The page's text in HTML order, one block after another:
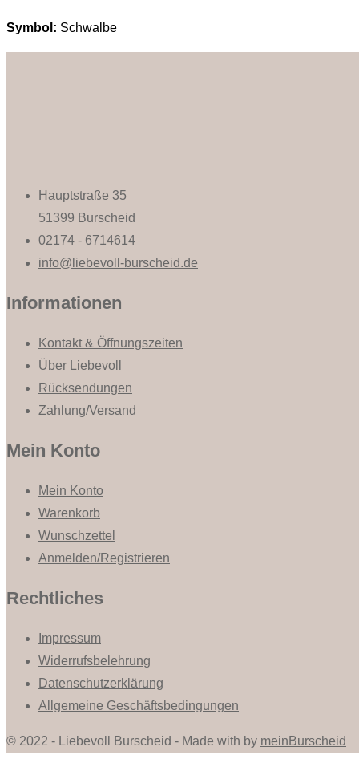
Symbol: Schwalbe
Hauptstraße 35
51399 Burscheid
02174 - 6714614
info@liebevoll-burscheid.de
Informationen
Kontakt & Öffnungszeiten
Über Liebevoll
Rücksendungen
Zahlung/Versand
Mein Konto
Mein Konto
Warenkorb
Wunschzettel
Anmelden/Registrieren
Rechtliches
Impressum
Widerrufsbelehrung
Datenschutzerklärung
Allgemeine Geschäftsbedingungen
© 2022 - Liebevoll Burscheid - Made with by meinBurscheid